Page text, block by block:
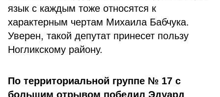
язык с каждым тоже относятся к
характерным чертам Михаила Бабчука.
Уверен, такой депутат принесет пользу
Ногликскому району.
По территориальной группе № 17 с
большим отрывом победил Эдуард